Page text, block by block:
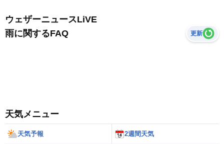
ウェザーニュースLiVE
雨に関するFAQ
更新
天気メニュー
天気予報 2週間天気